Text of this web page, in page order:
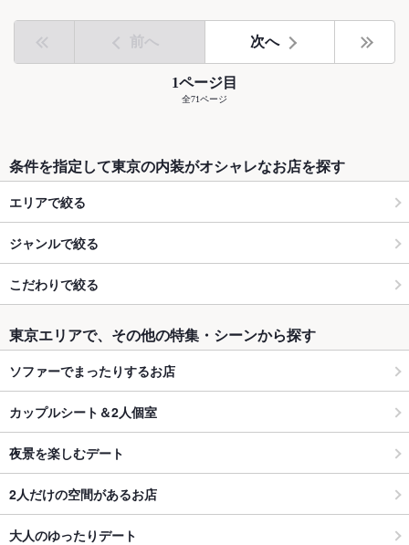
前へ 次へ
1ページ目
全71ページ
条件を指定して東京の内装がオシャレなお店を探す
エリアで絞る
ジャンルで絞る
こだわりで絞る
東京エリアで、その他の特集・シーンから探す
ソファーでまったりするお店
カップルシート＆2人個室
夜景を楽しむデート
2人だけの空間があるお店
大人のゆったりデート